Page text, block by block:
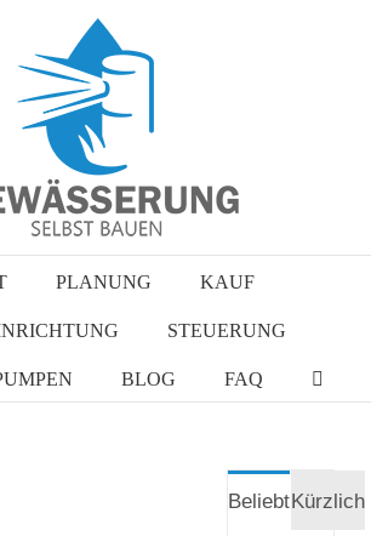
PLANUNG KAUF
STEUERUNG
BLOG FAQ
BeliebtKürzlich